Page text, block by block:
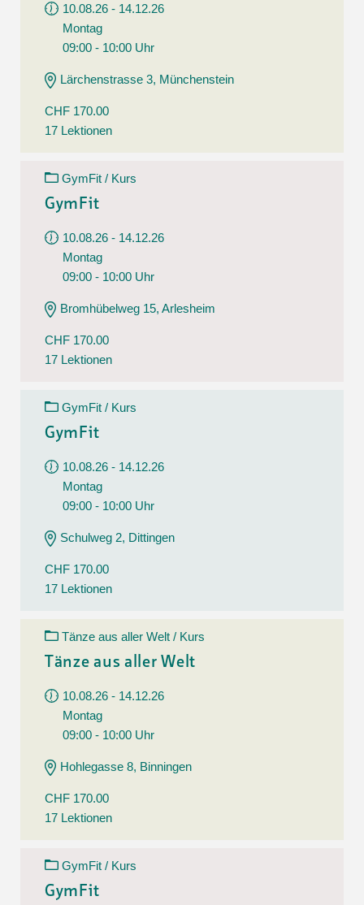
10.08.26 - 14.12.26
Montag
09:00 - 10:00 Uhr
Lärchenstrasse 3, Münchenstein
CHF 170.00
17 Lektionen
GymFit / Kurs
GymFit
10.08.26 - 14.12.26
Montag
09:00 - 10:00 Uhr
Bromhübelweg 15, Arlesheim
CHF 170.00
17 Lektionen
GymFit / Kurs
GymFit
10.08.26 - 14.12.26
Montag
09:00 - 10:00 Uhr
Schulweg 2, Dittingen
CHF 170.00
17 Lektionen
Tänze aus aller Welt / Kurs
Tänze aus aller Welt
10.08.26 - 14.12.26
Montag
09:00 - 10:00 Uhr
Hohlegasse 8, Binningen
CHF 170.00
17 Lektionen
GymFit / Kurs
GymFit